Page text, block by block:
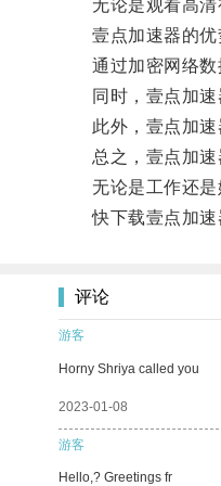
无论是观看高清视
壹点加速器的优
通过加密网络数
同时，壹点加速器
此外，壹点加速器
总之，壹点加速器
无论是工作还是
快下载壹点加速
评论
游客
Horny Shriya called you
2023-01-08
游客
Hello,? Greetings fr